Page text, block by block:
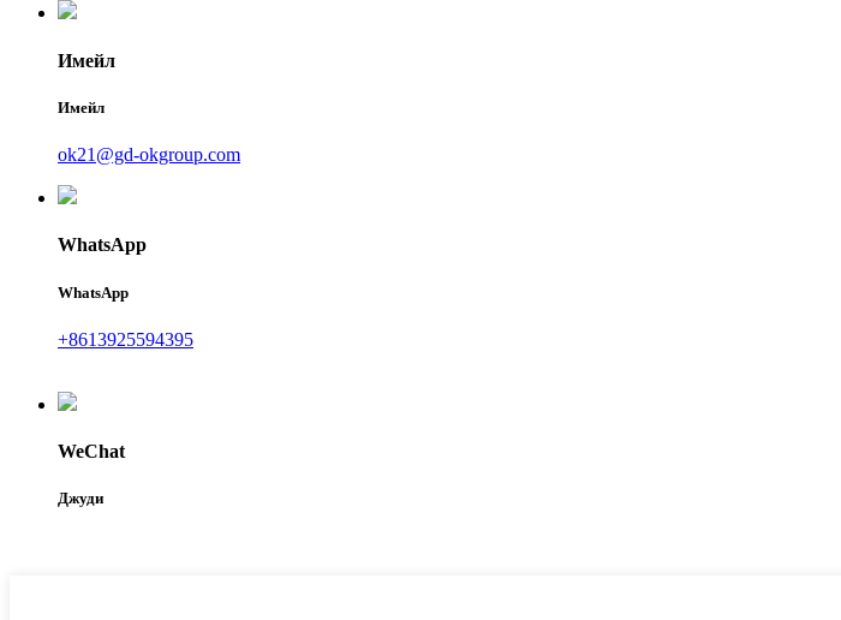
Имейл
Имейл
ok21@gd-okgroup.com
WhatsApp
WhatsApp
+8613925594395
WeChat
Джуди